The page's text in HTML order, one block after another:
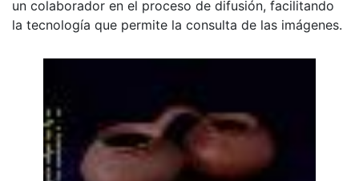
un colaborador en el proceso de difusión, facilitando
la tecnología que permite la consulta de las imágenes.